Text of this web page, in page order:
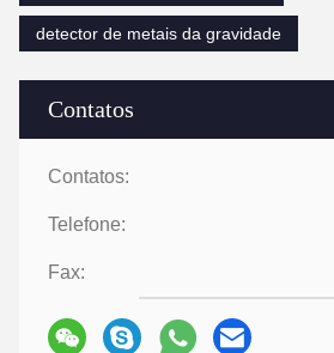
Contatos
Contatos:
Telefone:
Fax:
detector de metais da gravidade